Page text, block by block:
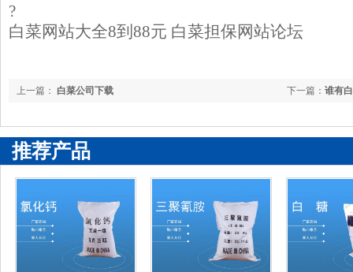
?
白菜网站大全8到88元 白菜担保网站论坛
下一篇： 谁有
上一篇： 白菜公司下载
推荐产品